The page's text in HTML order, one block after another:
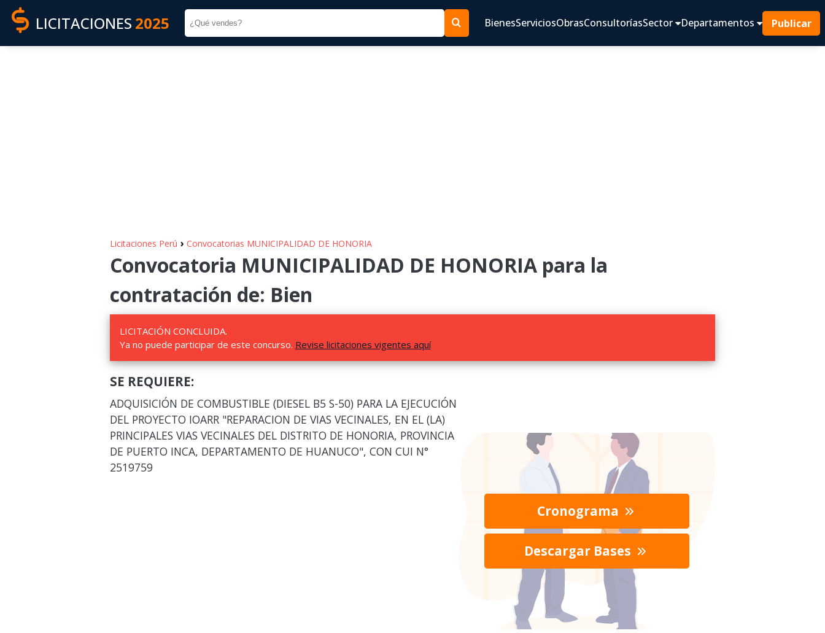
LICITACIONES 2025 BienesServiciosObrasConsultoríasSector Departamentos Publicar
Licitaciones Perú › Convocatorias MUNICIPALIDAD DE HONORIA
Convocatoria MUNICIPALIDAD DE HONORIA para la
contratación de: Bien
LICITACIÓN CONCLUIDA.
Ya no puede participar de este concurso. Revise licitaciones vigentes aquí
SE REQUIERE:
ADQUISICIÓN DE COMBUSTIBLE (DIESEL B5 S-50) PARA LA EJECUCIÓN
DEL PROYECTO IOARR "REPARACION DE VIAS VECINALES, EN EL (LA)
PRINCIPALES VIAS VECINALES DEL DISTRITO DE HONORIA, PROVINCIA
DE PUERTO INCA, DEPARTAMENTO DE HUANUCO", CON CUI N°
2519759
Cronograma
Descargar Bases